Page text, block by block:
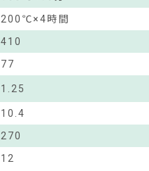
200℃×4時間
410
77
1.25
10.4
270
12